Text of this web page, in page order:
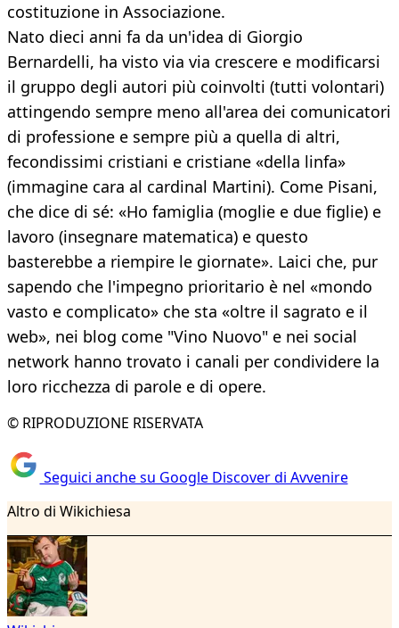
costituzione in Associazione.
Nato dieci anni fa da un'idea di Giorgio
Bernardelli, ha visto via via crescere e modificarsi
il gruppo degli autori più coinvolti (tutti volontari)
attingendo sempre meno all'area dei comunicatori
di professione e sempre più a quella di altri,
fecondissimi cristiani e cristiane «della linfa»
(immagine cara al cardinal Martini). Come Pisani,
che dice di sé: «Ho famiglia (moglie e due figlie) e
lavoro (insegnare matematica) e questo
basterebbe a riempire le giornate». Laici che, pur
sapendo che l'impegno prioritario è nel «mondo
vasto e complicato» che sta «oltre il sagrato e il
web», nei blog come "Vino Nuovo" e nei social
network hanno trovato i canali per condividere la
loro ricchezza di parole e di opere.
© RIPRODUZIONE RISERVATA
Seguici anche su Google Discover di Avvenire
Altro di Wikichiesa